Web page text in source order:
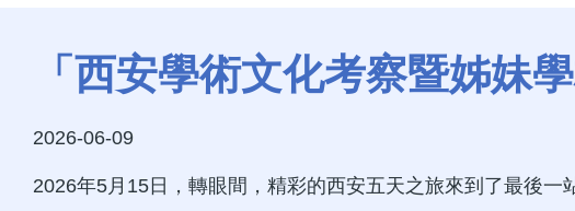
結
「西安學術文化考察暨姊妹
2026-06-09
2026年5月15日，轉眼間，精彩的西安五天之旅來到了最後